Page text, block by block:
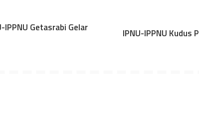
IPPNU Getasrabi Gelar
IPNU-IPPNU Kudus